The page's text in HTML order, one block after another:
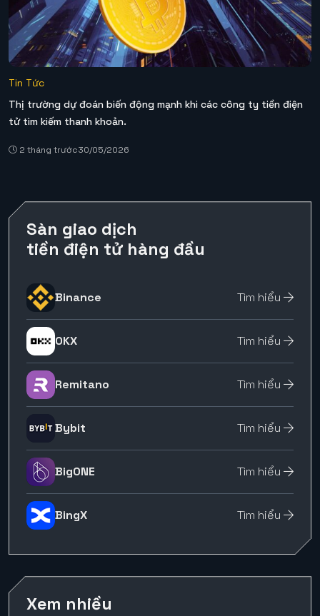
Tin Tức
Thị trường dự đoán biến động mạnh khi các công ty tiền điện
tử tìm kiếm thanh khoản.
2 tháng trước30/05/2026
Sàn giao dịch
tiền điện tử hàng đầu
Binance Tìm hiểu
OKX Tìm hiểu
Remitano Tìm hiểu
Bybit Tìm hiểu
BigONE Tìm hiểu
BingX Tìm hiểu
Xem nhiều